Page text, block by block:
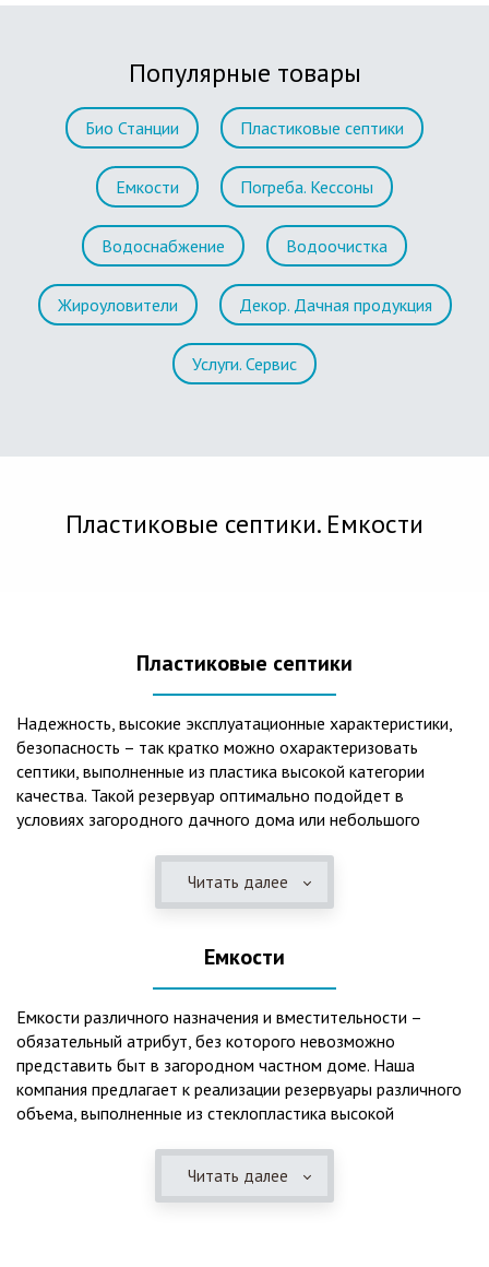
Популярные товары
Био Станции Пластиковые септики
Емкости Погреба. Кессоны
Водоснабжение Водоочистка
Жироуловители Декор. Дачная продукция
Услуги. Сервис
Пластиковые септики. Емкости
Пластиковые септики
Надежность, высокие эксплуатационные характеристики,
безопасность – так кратко можно охарактеризовать
септики, выполненные из пластика высокой категории
качества. Такой резервуар оптимально подойдет в
условиях загородного дачного дома или небольшого
механическая и биологическая очистка канализационных
Главная причина популярности пластиковых и
также отнести:
безупречное качество изготовления;
стойкость к высокому давлению грунта (даже в
ненаполненном состоянии);
полная герметичность, что гарантирует отсутствие
Читать далее
Емкости
Емкости различного назначения и вместительности –
обязательный атрибут, без которого невозможно
представить быт в загородном частном доме. Наша
компания предлагает к реализации резервуары различного
объема, выполненные из стеклопластика высокой
одна из основных сфер их практического использования –
это организация центров очистки, обустройство
Читать далее